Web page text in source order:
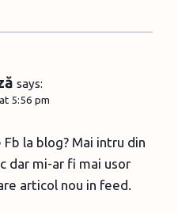
says:
5:56 pm
la blog? Mai intru din
dar mi-ar fi mai usor
articol nou in feed.